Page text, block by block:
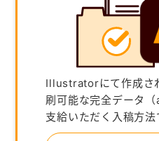
Illustratorにて作成さ
刷可能な完全データ
支給いただく入稿方法